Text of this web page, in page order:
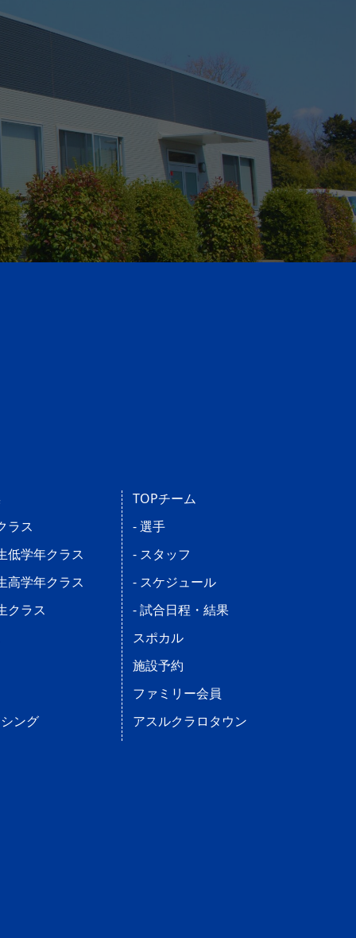
ラス
低学年クラス
高学年クラス
クラス
ング
TOPチーム
- 選手
- スタッフ
- スケジュール
- 試合日程・結果
スポカル
施設予約
ファミリー会員
アスルクラロタウン